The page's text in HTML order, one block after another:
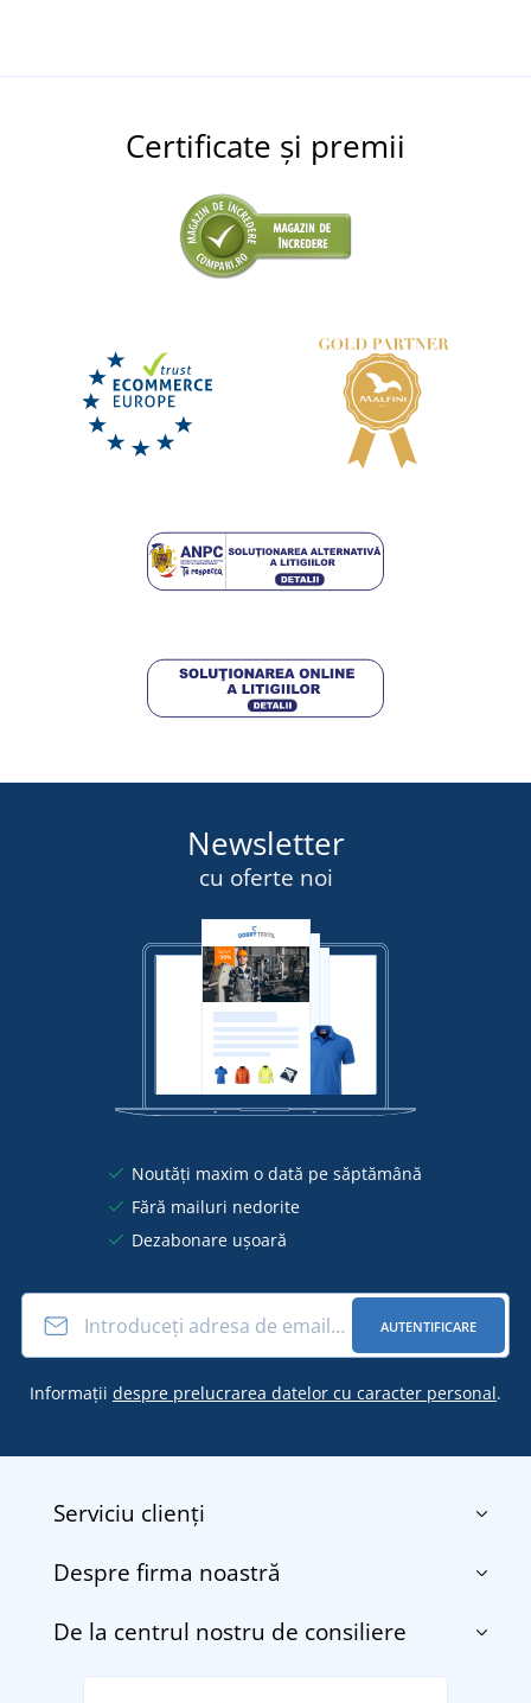
Certificate și premii
Newsletter
cu oferte noi
Noutăți maxim o dată pe săptămână
Fără mailuri nedorite
Dezabonare ușoară
AUTENTIFICARE
Informații despre prelucrarea datelor cu caracter personal.
Serviciu clienți
Contact
Transport și plată
Returnarea bunurilor și reclamații
Despre firma noastră
Despre noi
De la centrul nostru de consiliere